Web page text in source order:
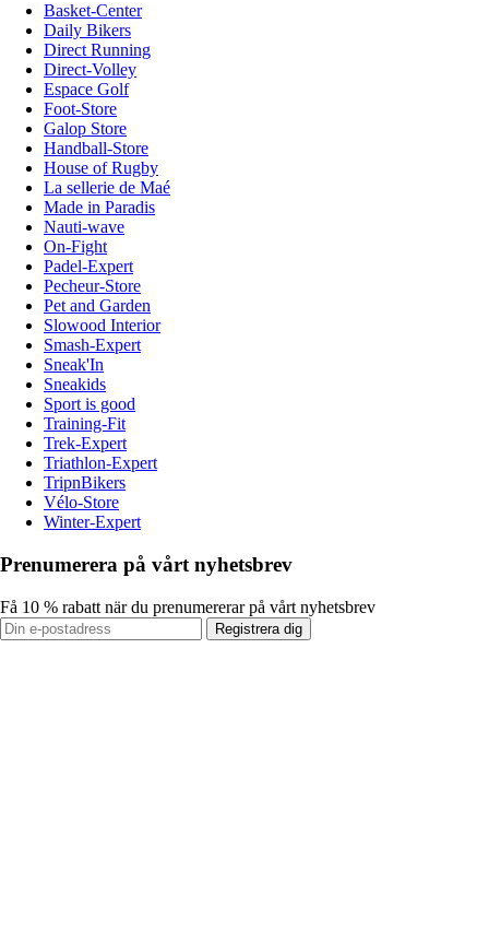
Basket-Center
Daily Bikers
Direct Running
Direct-Volley
Espace Golf
Foot-Store
Galop Store
Handball-Store
House of Rugby
La sellerie de Maé
Made in Paradis
Nauti-wave
On-Fight
Padel-Expert
Pecheur-Store
Pet and Garden
Slowood Interior
Smash-Expert
Sneak'In
Sneakids
Sport is good
Training-Fit
Trek-Expert
Triathlon-Expert
TripnBikers
Vélo-Store
Winter-Expert
Prenumerera på vårt nyhetsbrev
Få 10 % rabatt när du prenumererar på vårt nyhetsbrev
Registrera dig